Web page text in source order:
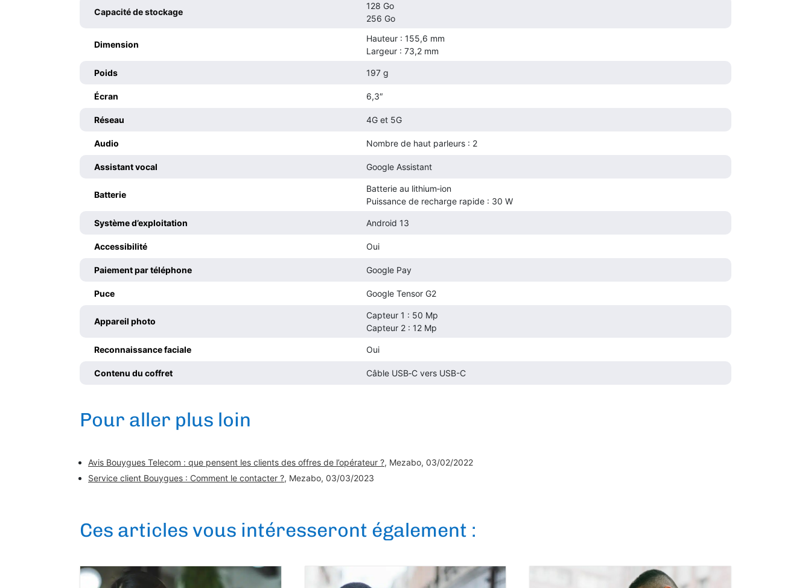
Capacité de stockage
128 Go
256 Go
Dimension
Hauteur : 155,6 mm
Largeur : 73,2 mm
Poids 197 g
Écran 6,3″
Réseau 4G et 5G
Audio Nombre de haut parleurs : 2
Assistant vocal Google Assistant
Batterie
Batterie au lithium‑ion
Puissance de recharge rapide : 30 W
Système d’exploitation Android 13
Accessibilité Oui
Paiement par téléphone Google Pay
Puce Google Tensor G2
Appareil photo
Capteur 1 : 50 Mp
Capteur 2 : 12 Mp
Reconnaissance faciale Oui
Contenu du coffret Câble USB‑C vers USB-C
Pour aller plus loin
Avis Bouygues Telecom : que pensent les clients des offres de l’opérateur ?, Mezabo, 03/02/2022
Service client Bouygues : Comment le contacter ?, Mezabo, 03/03/2023
Ces articles vous intéresseront également :